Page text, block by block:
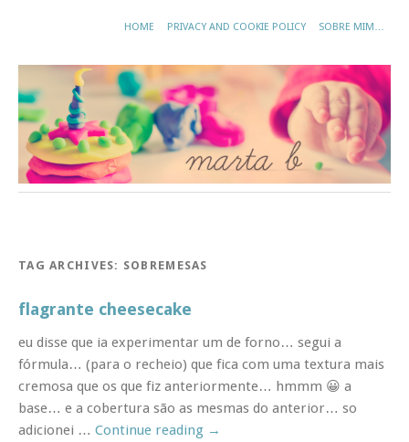
HOME PRIVACY AND COOKIE POLICY SOBRE MIM…
TAG ARCHIVES: SOBREMESAS
flagrante cheesecake
eu disse que ia experimentar um de forno… segui a
fórmula… (para o recheio) que fica com uma textura mais
cremosa que os que fiz anteriormente… hmmm 😀 a
base… e a cobertura são as mesmas do anterior… so
adicionei … Continue reading →